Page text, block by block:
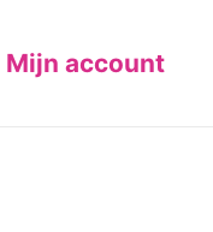
Mijn account